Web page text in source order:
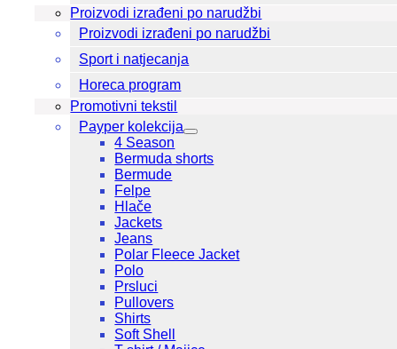
Proizvodi izrađeni po narudžbi
Proizvodi izrađeni po narudžbi
Sport i natjecanja
Horeca program
Promotivni tekstil
Payper kolekcija
4 Season
Bermuda shorts
Bermude
Felpe
Hlače
Jackets
Jeans
Polar Fleece Jacket
Polo
Prsluci
Pullovers
Shirts
Soft Shell